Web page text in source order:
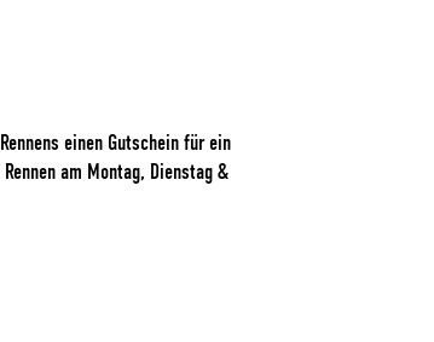
einen Gutschein für ein
am Montag, Dienstag &